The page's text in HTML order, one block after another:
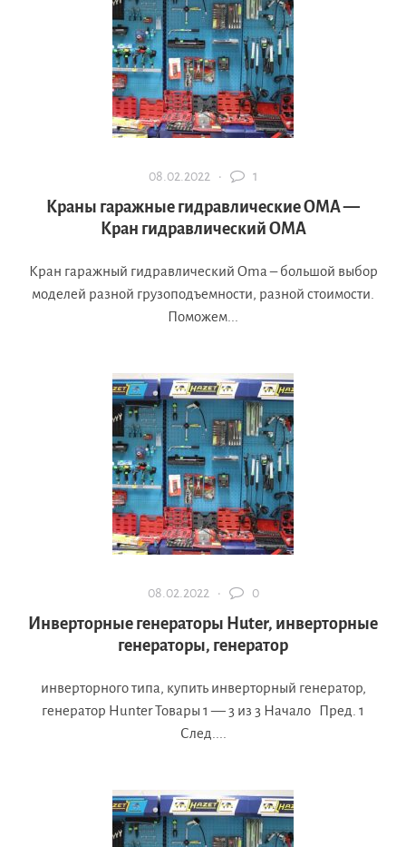
08.02.2022 · 1
Краны гаражные гидравлические OMA —
Кран гидравлический OMA
Кран гаражный гидравлический Oma – большой выбор
моделей разной грузоподъемности, разной стоимости.
Поможем...
08.02.2022 · 0
Инверторные генераторы Huter, инверторные
генераторы, генератор
инверторного типа, купить инверторный генератор,
генератор Hunter Товары 1 — 3 из 3 Начало Пред. 1
След....